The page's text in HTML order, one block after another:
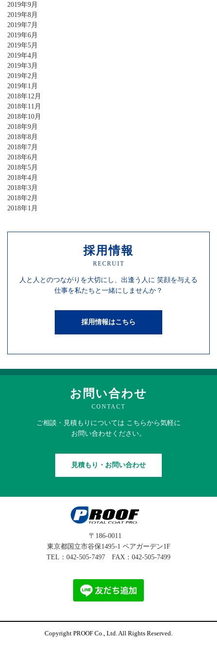
2019年9月
2019年8月
2019年7月
2019年6月
2019年5月
2019年4月
2019年3月
2019年2月
2019年1月
2018年12月
2018年11月
2018年10月
2018年9月
2018年8月
2018年7月
2018年6月
2018年5月
2018年4月
2018年3月
2018年2月
2018年1月
採用情報
RECRUIT
人と人とのつながりを大切にし、 出逢う人に 笑顔を与える
仕事を私たちと一緒にしませんか？
採用情報はこちら
お問い合わせ
CONTACT
ご相談・見積もりについては こちらから気軽に
お問い合わせください。
見積もり・お問い合わせ
〒186-0011
東京都国立市谷保1495-1 ペアガーデン1F
TEL： 042-505-7497 FAX：042-505-7499
Copyright PROOF Co., Ltd. All Rights Reserved.